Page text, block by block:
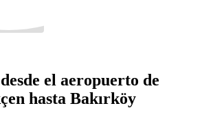
el aeropuerto de
hasta Bakırköy